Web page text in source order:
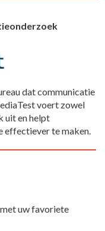
dat communicatie
voert zowel
uit en helpt
effectiever te maken.
uw favoriete